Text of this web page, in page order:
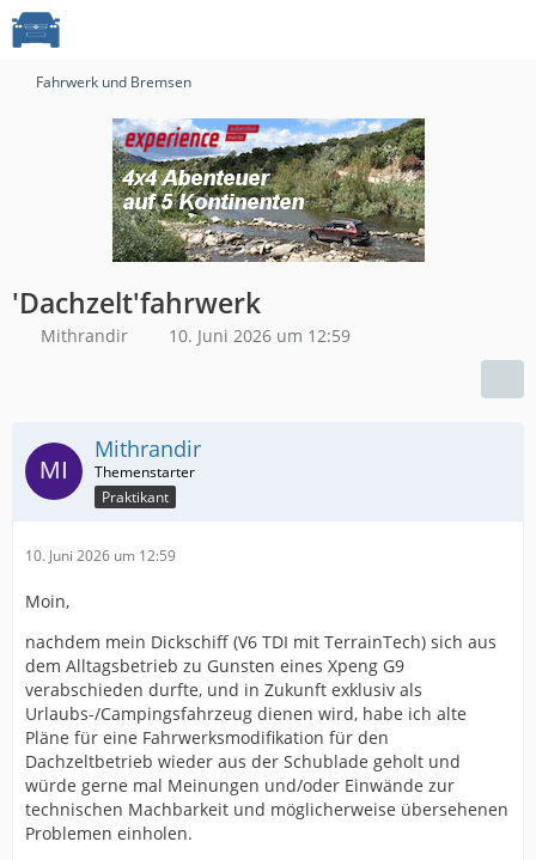
Fahrwerk und Bremsen
'Dachzelt'fahrwerk
Mithrandir 10. Juni 2026 um 12:59
Mithrandir
Praktikant
10. Juni 2026 um 12:59
Moin,
nachdem mein Dickschiff (V6 TDI mit TerrainTech) sich aus
dem Alltagsbetrieb zu Gunsten eines Xpeng G9
verabschieden durfte, und in Zukunft exklusiv als
Urlaubs-/Campingsfahrzeug dienen wird, habe ich alte
Pläne für eine Fahrwerksmodifikation für den
Dachzeltbetrieb wieder aus der Schublade geholt und
würde gerne mal Meinungen und/oder Einwände zur
technischen Machbarkeit und möglicherweise übersehenen
Problemen einholen.